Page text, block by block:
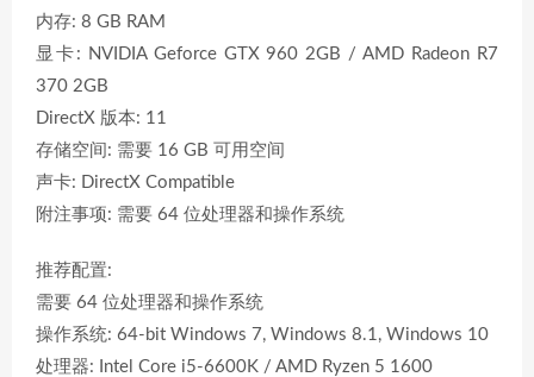
内存: 8 GB RAM
显卡: NVIDIA Geforce GTX 960 2GB / AMD Radeon R7
370 2GB
DirectX 版本: 11
存储空间: 需要 16 GB 可用空间
声卡: DirectX Compatible
附注事项: 需要 64 位处理器和操作系统
推荐配置:
需要 64 位处理器和操作系统
操作系统: 64-bit Windows 7, Windows 8.1, Windows 10
处理器: Intel Core i5-6600K / AMD Ryzen 5 1600